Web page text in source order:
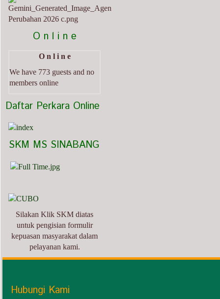
          O n l i n e
O n l i n e
We have 773 guests and no
members online
  Daftar Perkara Online
   SKM MS SINABANG
Silakan Klik SKM diatas
untuk pengisian formulir
kepuasan masyarakat dalam
pelayanan kami.
Hubungi Kami